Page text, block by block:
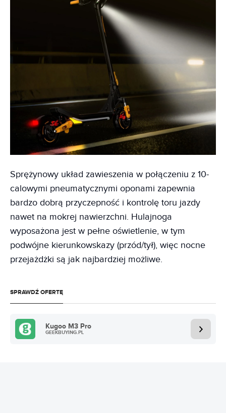
Sprężynowy układ zawieszenia w połączeniu z 10-
calowymi pneumatycznymi oponami zapewnia
bardzo dobrą przyczepność i kontrolę toru jazdy
nawet na mokrej nawierzchni. Hulajnoga
wyposażona jest w pełne oświetlenie, w tym
podwójne kierunkowskazy (przód/tył), więc nocne
przejażdżki są jak najbardziej możliwe.
SPRAWDŹ OFERTĘ
Kugoo M3 Pro
GEEKBUYING.PL